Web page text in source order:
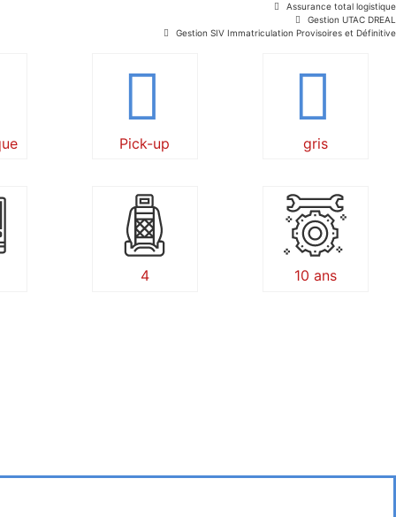
Assurance total logistique
Gestion UTAC DREAL
Gestion SIV Immatriculation Provisoires et Définitive
Pick-up gris
4 10 ans